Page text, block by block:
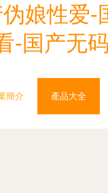
娘性爱-
-国产无
簡介 產品大全